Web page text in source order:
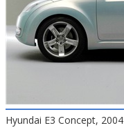
Hyundai E3 Concept, 2004